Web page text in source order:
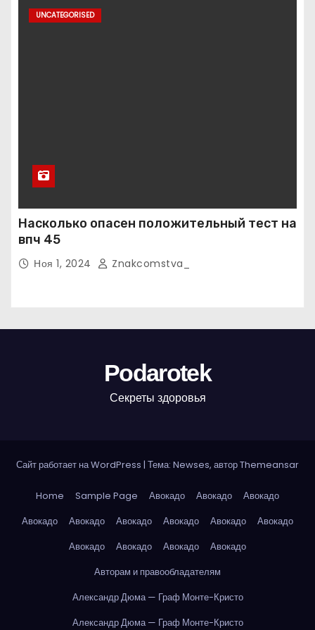
UNCATEGORISED
Насколько опасен положительный тест на
впч 45
Ноя 1, 2024 Znakcomstva_
Podarotek
Секреты здоровья
Сайт работает на WordPress | Тема: Newses, авторThemeansar
Home Sample Page Авокадо Авокадо
Авокадо
Авокадо
Авокадо Авокадо Авокадо Авокадо
Авокадо
Авокадо
Авокадо Авокадо
Авокадо
Авторам и правообладателям
Александр Дюма — Граф Монте-Кристо
Александр Дюма — Граф Монте-Кристо